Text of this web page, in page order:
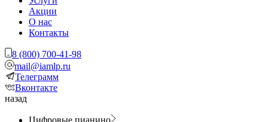
Акции
О нас
Контакты
8 (800) 700-41-98
mail@iamlp.ru
Телеграмм
Вконтакте
назад
Цифровые пианино